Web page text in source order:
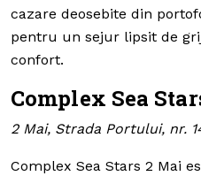
cazare deosebite din
pentru un sejur lipsit de
confort.
Complex Sea
2 Mai, Strada Portului, nr.
Complex Sea Stars 2 Mai